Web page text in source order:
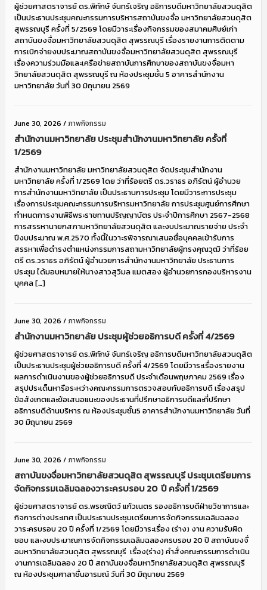
ผู้ช่วยศาสตราจารย์ ดร.พิทักษ์ จันทร์เจริญ อธิการบดีมหาวิทยาลัยสวนดุสิต
เป็นประธานประชุมคณะกรรมการบริหารสถาบันขงจื่อ มหาวิทยาลัยสวนดุสิต
สุพรรณบุรี ครั้งที่ 5/2569 โดยมีวาระเรื่องกิจกรรมของสมาคมศิษย์เก่า
สถาบันขงจื่อมหาวิทยาลัยสวนดุสิต สุพรรณบุรี เรื่องรายงานการติดตาม
การเบิกจ่ายงบประมาณสถาบันขงจื่อมหาวิทยาลัยสวนดุสิต สุพรรณบุรี
เรื่องความร่วมมือและเครือข่ายสถาบันการศึกษาของสถาบันขงจื่อมหา
วิทยาลัยสวนดุสิต สุพรรณบุรี ณ ห้องประชุมชั้น 5 อาคารสำนักงาน
มหาวิทยาลัย วันที่ 30 มิถุนายน 2569
June 30, 2026 /ภาพกิจกรรม
สำนักงานมหาวิทยาลัย ประชุมสำนักงานมหาวิทยาลัย ครั้งที่
1/2569
สำนักงานมหาวิทยาลัย มหาวิทยาลัยสวนดุสิต จัดประชุมสำนักงาน
มหาวิทยาลัย ครั้งที่ 1/2569 โดย ว่าที่ร้อยตรี ดร.วราธร อภิรัตน์ ผู้อำนวย
การสำนักงานมหาวิทยาลัย เป็นประธานการประชุม โดยมีวาระการประชุม
เรื่องการประชุมคณะกรรมการบริหารมหาวิทยาลัย การประชุมศูนย์การศึกษา
กำหนดการงานพิธีพระราชทานปริญญาบัตร ประจำปีการศึกษา 2567-2568
การสรรหานายกสภามหาวิทยาลัยสวนดุสิต และงบประมาณรายจ่าย ประจำ
ปีงบประมาณ พ.ศ.2570 ทั้งนี้ในวาะรพิจารณาเสนอชื่อบุคคลเข้ารับการ
สรรหาเพื่อดำรงตำแหน่งกรรมการสถามหาวิทยาลัยผู้ทรงคุณวุฒิ ว่าที่ร้อย
ตรี ดร.วราธร อภิรัตน์ ผู้อำนวยการสำนักงานมหาวิทยาลัย ประธานการ
ประชุม ได้มอบหมายให้นางสาวสุวิมล แมตสอง ผู้อำนวยการกองบริหารงาน
บุคคล […]
June 30, 2026 /ภาพกิจกรรม
สำนักงานมหาวิทยาลัย ประชุมผู้ช่วยอธิการบดี ครั้งที่ 4/2569
ผู้ช่วยศาสตราจารย์ ดร.พิทักษ์ จันทร์เจริญ อธิการบดีมหาวิทยาลัยสวนดุสิต
เป็นประธานประชุมผู้ช่วยอธิการบดี ครั้งที่ 4/2569 โดยมีวาระเรื่องรายงาน
ผลการดำเนินงานของผู้ช่วยอธิการบดี ประจำเดือนพฤษภาคม 2569 เรื่อง
สรุปประเด็นหารือระหว่างคณะกรรมการตรวจสอบกับอธิการบดี เรื่องสรุป
ข้อสังเกตและข้อเสนอแนะของประธานที่ปรึกษาอธิการบดีและที่ปรึกษา
อธิการบดีด้านบริหาร ณ ห้องประชุมชั้น5 อาคารสำนักงานมหาวิทยาลัย วันที่
30 มิถุนายน 2569
June 30, 2026 /ภาพกิจกรรม
สถาบันขงจื่อมหาวิทยาลัยสวนดุสิต สุพรรณบุรี ประชุมเตรียมการ
จัดกิจกรรมเฉลิมฉลองวาระครบรอบ 20 ปี ครั้งที่ 1/2569
ผู้ช่วยศาสตราจารย์ ดร.พรชณิตว์ แก้วเนตร รองอธิการบดีฝ่ายวิชาการและ
กิจการต่างประเทศ เป็นประธานประชุมเตรียมการจัดกิจกรรมเฉลิมฉลอง
วาระครบรอบ 20 ปี ครั้งที่ 1/2569 โดยมีวาระเรื่อง (ร่าง) งาน ความรับผิด
ชอบ และงบประมาณการจัดกิจกรรมเฉลิมฉลองครบรอบ 20 ปี สถาบันขงจื่
อมหาวิทยาลัยสวนดุสิต สุพรรณบุรี เรื่อง(ร่าง) คำสั่งคณะกรรมการดำเนิน
งานการเฉลิมฉลอง 20 ปี สถาบันขงจื่อมหาวิทยาลัยสวนดุสิต สุพรรณบุรี
ณ ห้องประชุมศาลาชื่นอารมณ์ วันที่ 30 มิถุนายน 2569